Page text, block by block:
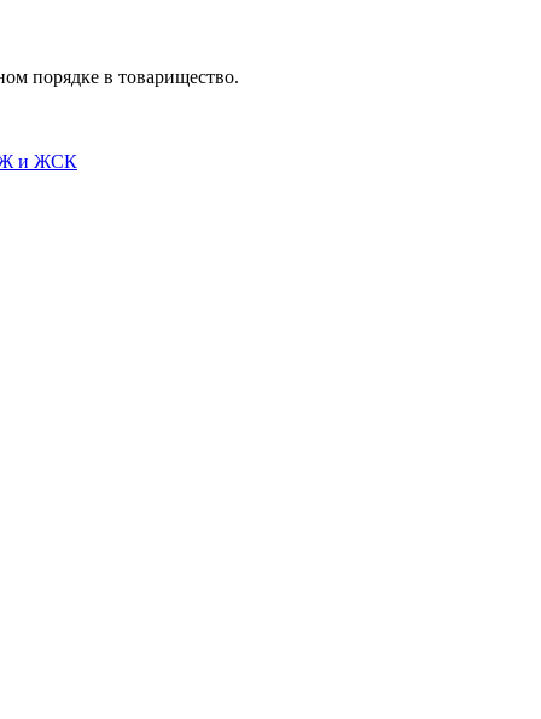
порядке в товарищество.
и ЖСК